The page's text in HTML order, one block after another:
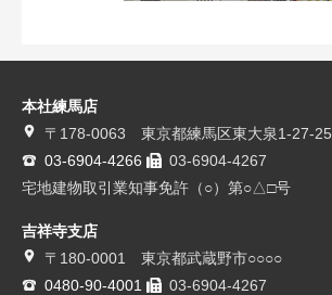
本社練馬店
〒178-0063 東京都練馬区東大泉1-27-25
03-6904-4266
03-6904-4267
宅地建物取引業知事免許（○）第○△□号
吉祥寺支店
〒180-0001 東京都武蔵野市○○○○
0480-90-4001
03-6904-4267